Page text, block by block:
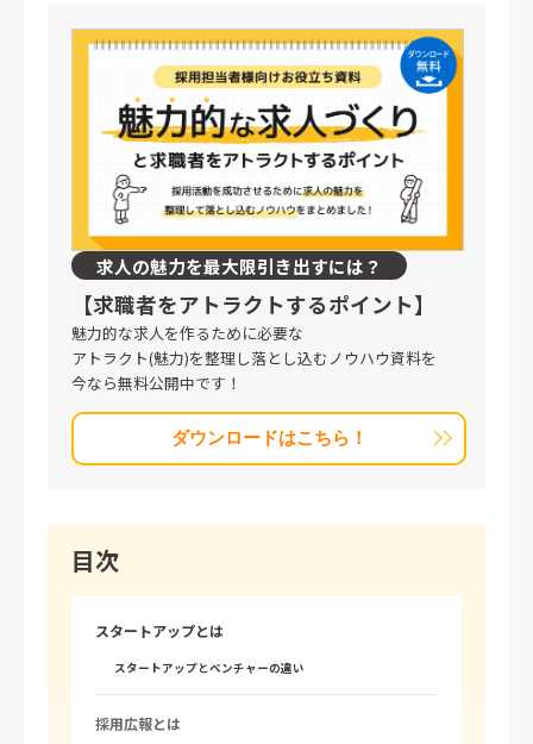
求人の魅力を最大限引き出すには？
【求職者をアトラクトするポイント】
魅力的な求人を作るために必要な
アトラクト(魅力)を整理し落とし込むノウハウ資料を
今なら無料公開中です！
ダウンロードはこちら！
目次
スタートアップとは
スタートアップとベンチャーの違い
採用広報とは